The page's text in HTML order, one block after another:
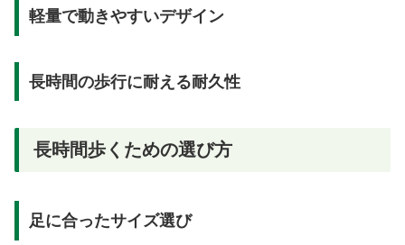
軽量で動きやすいデザイン
長時間の歩行に耐える耐久性
長時間歩くための選び方
足に合ったサイズ選び